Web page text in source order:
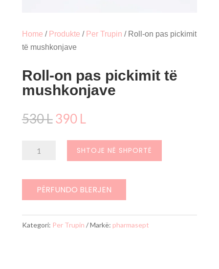
Home / Produkte / Per Trupin / Roll-on pas pickimit
të mushkonjave
Roll-on pas pickimit të
mushkonjave
530LÇmimi
qe:
530 L.
390 L
tanishëm
është:
pickimit
të
mushkonjave
SHTOJE NË SHPORTË
PËRFUNDO BLERJEN
Kategori: Per Trupin Markë: pharmasept